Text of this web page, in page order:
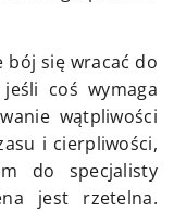
bój się wracać do
coś wymaga
wątpliwości
i cierpliwości,
do specjalisty
jest rzetelna.